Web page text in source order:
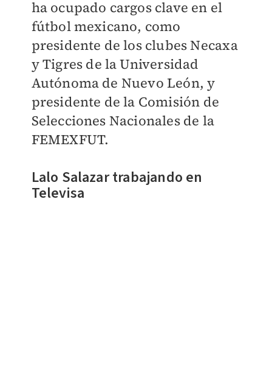
ha ocupado cargos clave en el
fútbol mexicano, como
presidente de los clubes Necaxa
y Tigres de la Universidad
Autónoma de Nuevo León, y
presidente de la Comisión de
Selecciones Nacionales de la
FEMEXFUT.
Lalo Salazar trabajando en
Televisa